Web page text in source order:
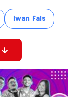
Iwan Fals